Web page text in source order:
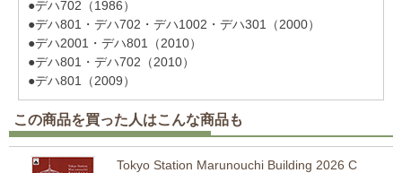
●デハ702（1986）
●デハ801・デハ702・デハ1002・デハ301（2000）
●デハ2001・デハ801（2010）
●デハ801・デハ702（2010）
●デハ801（2009）
この商品を買った人はこんな商品も
Tokyo Station Marunouchi Building 2026 C